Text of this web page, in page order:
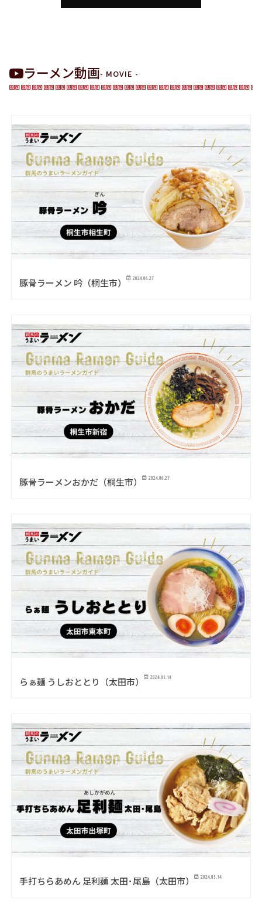
ラーメン動画- MOVIE -
豚骨ラーメン 吟（桐生市） 2024.06.27
豚骨ラーメンおかだ（桐生市） 2024.06.27
らぁ麺 うしおととり（太田市） 2024.05.14
手打ちらあめん 足利麺 太田･尾島（太田市） 2024.05.14